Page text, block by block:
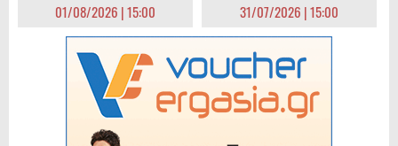
01/08/2026 | 15:00 31/07/2026 | 15:00